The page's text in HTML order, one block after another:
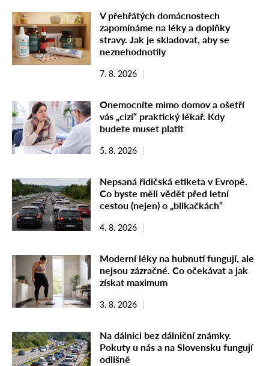
V přehřátých domácnostech
zapomínáme na léky a doplňky
stravy. Jak je skladovat, aby se
neznehodnotily
7. 8. 2026
Onemocníte mimo domov a ošetří
vás „cizí“ praktický lékař. Kdy
budete muset platit
5. 8. 2026
Nepsaná řidičská etiketa v Evropě.
Co byste měli vědět před letní
cestou (nejen) o „blikačkách“
4. 8. 2026
Moderní léky na hubnutí fungují, ale
nejsou zázračné. Co očekávat a jak
získat maximum
3. 8. 2026
Na dálnici bez dálniční známky.
Pokuty u nás a na Slovensku fungují
odlišně